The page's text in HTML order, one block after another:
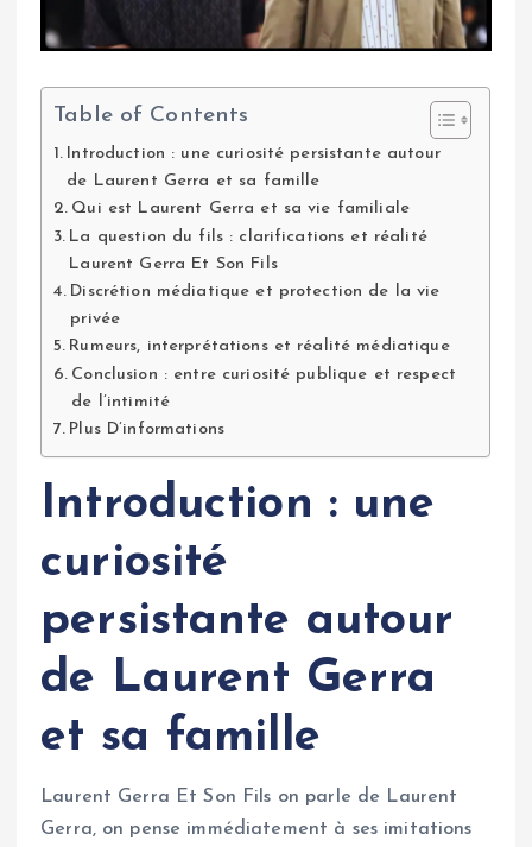
Table of Contents
Introduction : une curiosité persistante autour
de Laurent Gerra et sa famille
Qui est Laurent Gerra et sa vie familiale
La question du fils : clarifications et réalité
Laurent Gerra Et Son Fils
Discrétion médiatique et protection de la vie
privée
Rumeurs, interprétations et réalité médiatique
Conclusion : entre curiosité publique et respect
de l’intimité
Plus D’informations
Introduction : une
curiosité
persistante autour
de Laurent Gerra
et sa famille
Laurent Gerra Et Son Fils on parle de Laurent
Gerra, on pense immédiatement à ses imitations